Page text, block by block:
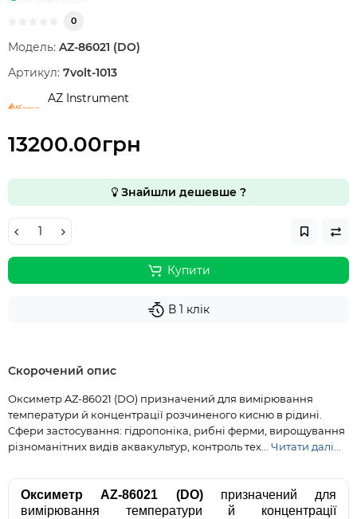
0
Модель: AZ-86021 (DO)
Артикул: 7volt-1013
AZ Instrument
13200.00грн
Знайшли дешевше ?
Купити
В 1 клік
Скорочений опис
Оксиметр AZ-86021 (DO) призначений для вимірювання
температури й концентрації розчиненого кисню в рідині.
Сфери застосування: гідропоніка, рибні ферми, вирощування
різноманітних видів аквакультур, контроль тех... Читати далі...
Оксиметр AZ-86021 (DO)призначений для
вимірювання температури й концентрації